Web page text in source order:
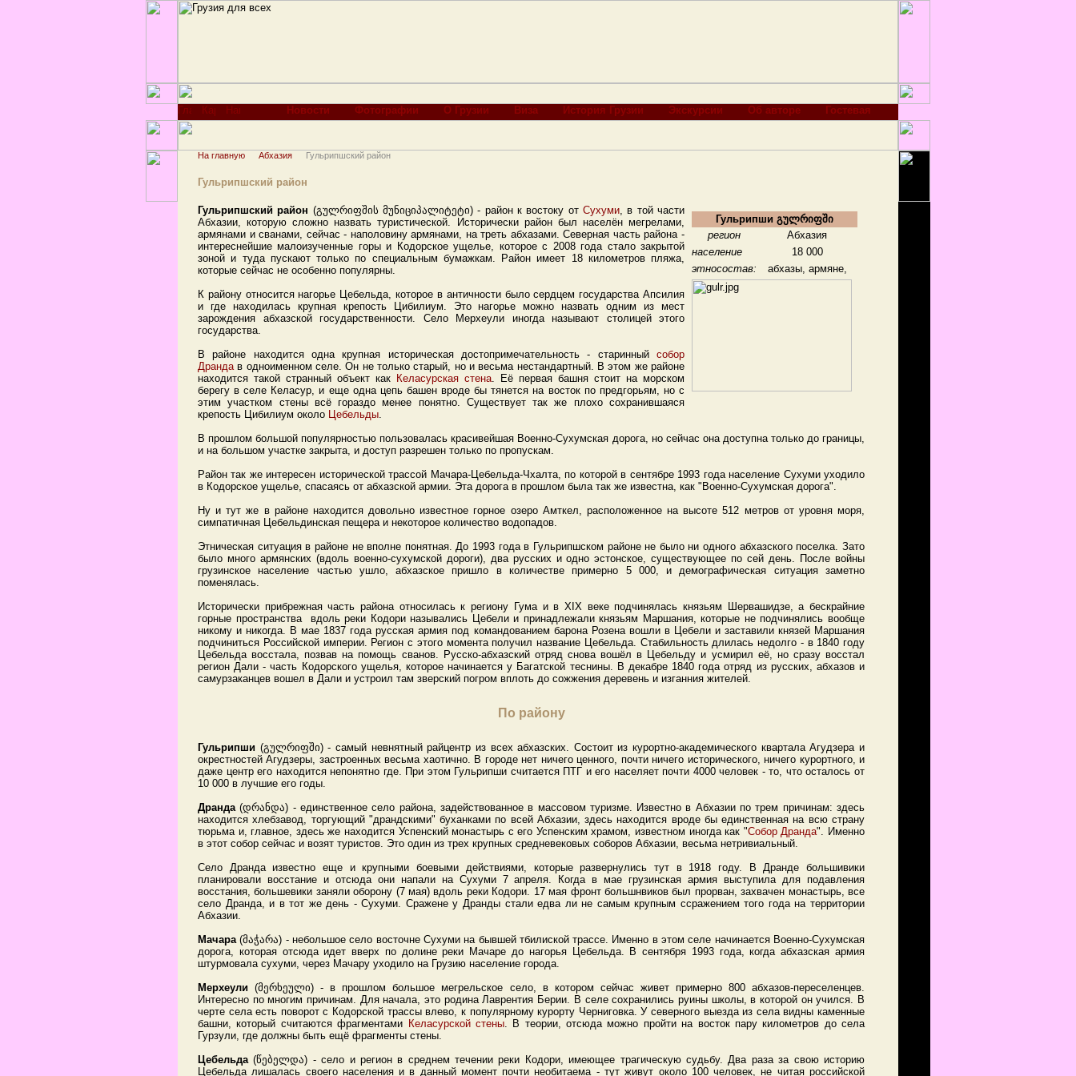
Новости Фотографии О Грузии Виза История Грузии Экскурсии Об авторе Гостевая
На главную Абхазия Гульрипшский район
Гульрипшский район
Гульрипши გულრიფში
регион
Абхазия
население
18 000
этносостав:
абхазы, армяне,
Гульрипшский район (გულრიფშის მუნიციპალიტეტი) - район к востоку отСухуми, в той части
Абхазии, которую сложно назвать туристической. Исторически район был населён мегрелами,
армянами и сванами, сейчас - наполовину армянами, на треть абхазами. Северная часть района -
интереснейшие малоизученные горы и Кодорское ущелье, которое с 2008 года стало закрытой
зоной и туда пускают только по специальным бумажкам. Район имеет 18 километров пляжа,
которые сейчас не особенно популярны.
К району относится нагорье Цебельда, которое в античности было сердцем государства Апсилия
и где находилась крупная крепость Цибилиум. Это нагорье можно назвать одним из мест
зарождения абхазской государственности. Село Мерхеули иногда называют столицей этого
государства.
В районе находится одна крупная историческая достопримечательность - старинный собор
Драндав одноименном селе. Он не только старый, но и весьма нестандартный. В этом же районе
находится такой странный объект как Келасурская стена. Её первая башня стоит на морском
берегу в селе Келасур, и еще одна цепь башен вроде бы тянется на восток по предгорьям, но с
этим участком стены всё гораздо менее понятно. Существует так же плохо сохранившаяся
крепость Цибилиум около Цебельды.
В прошлом большой популярностью пользовалась красивейшая Военно-Сухумская дорога, но сейчас она доступна только до границы,
и на большом участке закрыта, и доступ разрешен только по пропускам.
Район так же интересен исторической трассой Мачара-Цебельда-Чхалта, по которой в сентябре 1993 года население Сухуми уходило
в Кодорское ущелье, спасаясь от абхазской армии. Эта дорога в прошлом была так же известна, как "Военно-Сухумская дорога".
Ну и тут же в районе находится довольно известное горное озеро Амткел, расположенное на высоте 512 метров от уровня моря,
симпатичная Цебельдинская пещера и некоторое количество водопадов.
Этническая ситуация в районе не вполне понятная. До 1993 года в Гульрипшском районе не было ни одного абхазского поселка. Зато
было много армянских (вдоль военно-сухумской дороги), два русских и одно эстонское, существующее по сей день. После войны
грузинское население частью ушло, абхазское пришло в количестве примерно 5 000, и демографическая ситуация заметно
поменялась.
Исторически прибрежная часть района относилась к региону Гума и в XIX веке подчинялась князьям Шервашидзе, а бескрайние
горные пространства вдоль реки Кодори назывались Цебели и принадлежали князьям Маршания, которые не подчинялись вообще
никому и никогда. В мае 1837 года русская армия под командованием барона Розена вошли в Цебели и заставили князей Маршания
подчиниться Российской империи. Регион с этого момента получил название Цебельда. Стабильность длилась недолго - в 1840 году
Цебельда восстала, позвав на помощь сванов. Русско-абхазский отряд снова вошёл в Цебельду и усмирил её, но сразу восстал
регион Дали - часть Кодорского ущелья, которое начинается у Багатской теснины. В декабре 1840 года отряд из русских, абхазов и
самурзаканцев вошел в Дали и устроил там зверский погром вплоть до сожжения деревень и изганния жителей.
По району
Гульрипши (გულრიფში) - самый невнятный райцентр из всех абхазских. Состоит из курортно-академического квартала Агудзера и
окрестностей Агудзеры, застроенных весьма хаотично. В городе нет ничего ценного, почти ничего исторического, ничего курортного, и
даже центр его находится непонятно где. При этом Гульрипши считается ПТГ и его населяет почти 4000 человек - то, что осталось от
10 000 в лучшие его годы.
Дранда(დრანდა) - единственное село района, задействованное в массовом туризме. Известно в Абхазии по трем причинам: здесь
находится хлебзавод, торгующий "драндскими" буханками по всей Абхазии, здесь находится вроде бы единственная на всю страну
тюрьма и, главное, здесь же находится Успенский монастырь с его Успенским храмом, известном иногда как "Собор Дранда". Именно
в этот собор сейчас и возят туристов. Это один из трех крупных средневековых соборов Абхазии, весьма нетривиальный.
Село Дранда известно еще и крупными боевыми действиями, которые развернулись тут в 1918 году. В Дранде большивики
планировали восстание и отсюда они напали на Сухуми 7 апреля. Когда в мае грузинская армия выступила для подавления
восстания, большевики заняли оборону (7 мая) вдоль реки Кодори. 17 мая фронт большнвиков был прорван, захвачен монастырь, все
село Дранда, и в тот же день - Сухуми. Сражене у Дранды стали едва ли не самым крупным ссражением того года на территории
Абхазии.
Мачара(მაჭარა) - небольшое село восточне Сухуми на бывшей тбилиской трассе. Именно в этом селе начинается Военно-Сухумская
дорога, которая отсюда идет вверх по долине реки Мачаре до нагорья Цебельда. В сентября 1993 года, когда абхазская армия
штурмовала сухуми, через Мачару уходило на Грузию население города.
Мерхеули (მერხეული) - в прошлом большое мегрельское село, в котором сейчас живет примерно 800 абхазов-переселенцев.
Интересно по многим причинам. Для начала, это родина Лаврентия Берии. В селе сохранились руины школы, в которой он учился. В
черте села есть поворот с Кодорской трассы влево, к популярному курорту Черниговка. У северного выезда из села видны каменные
башни, который считаются фрагментами Келасурской стены. В теории, отсюда можно пройти на восток пару километров до села
Гурзули, где должны быть ещё фрагменты стены.
Цебельда(წებელდა) - село и регион в среднем течении реки Кодори, имеющее трагическую судьбу. Два раза за свою историю
Цебельда лишалась своего населения и в данный момент почти необитаема - тут живут около 100 человек, не читая российской